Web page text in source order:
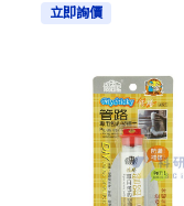
立即詢價